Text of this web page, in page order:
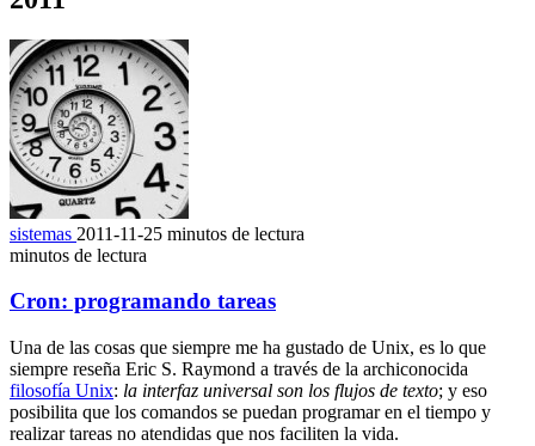
sistemas 2011-11-25 minutos de lectura
minutos de lectura
Cron: programando tareas
Una de las cosas que siempre me ha gustado de Unix, es lo que
siempre reseña Eric S. Raymond a través de la archiconocida
filosofía Unix: la interfaz universal son los flujos de texto; y eso
posibilita que los comandos se puedan programar en el tiempo y
realizar tareas no atendidas que nos faciliten la vida.